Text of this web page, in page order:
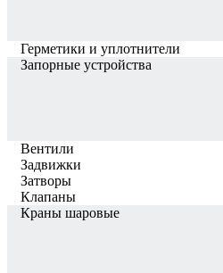
Герметики и уплотнители
Запорные устройства
Вентили
Задвижки
Затворы
Клапаны
Краны шаровые